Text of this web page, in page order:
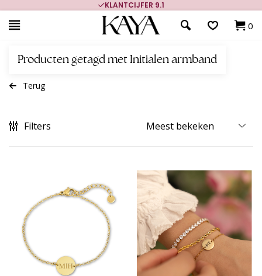
KLANTCIJFER 9.1
0
Producten getagd met Initialen armband
Terug
Filters